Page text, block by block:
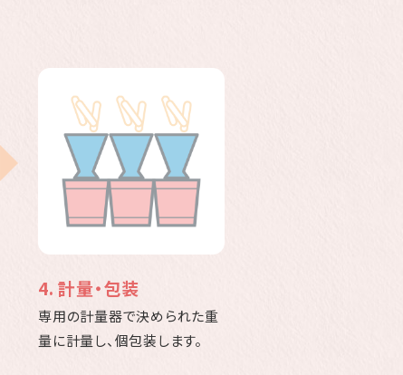
4. 計量・包装
専用の計量器で決められた重
量に計量し、個包装します。